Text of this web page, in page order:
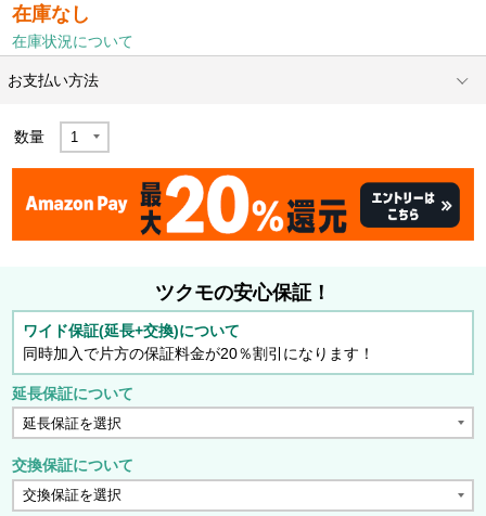
在庫なし
在庫状況について
お支払い方法
数量
ツクモの安心保証！
ワイド保証(延長+交換)について
同時加入で片方の保証料金が20％割引になります！
延長保証について
交換保証について